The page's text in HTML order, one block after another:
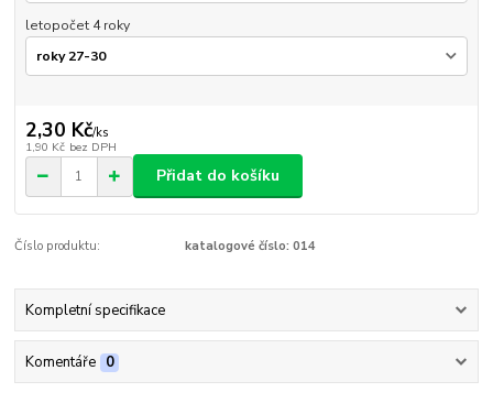
letopočet 4 roky
2,30 Kč/ks
1,90 Kč bez DPH
Přidat do košíku
Číslo produktu: katalogové číslo: 014
Kompletní specifikace
Komentáře 0